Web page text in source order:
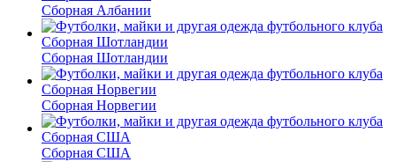
Сборная Албании
Сборная Шотландии
Сборная Норвегии
Сборная США